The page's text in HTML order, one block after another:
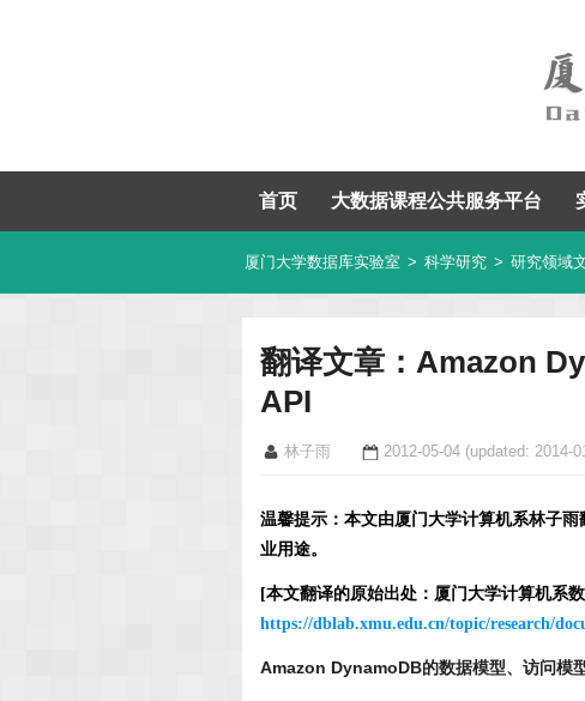
首页 大数据课程公共服务平台
厦门大学数据库实验室 > 科学研究 > 研究领域
翻译文章：Amazon
API
林子雨 2012-05-04 (updated: 2014-
温馨提示：本文由厦门大学计算机系林子
业用途。
[本文翻译的原始出处：厦门大学计算机系
https://dblab.xmu.edu.cn/topic/research/
Amazon DynamoDB的数据模型、访问模